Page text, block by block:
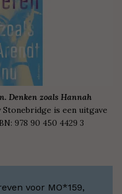
Denken zoals Hannah
Stonebridge is een uitgave
978 90 450 4429 3
voor MO*159,